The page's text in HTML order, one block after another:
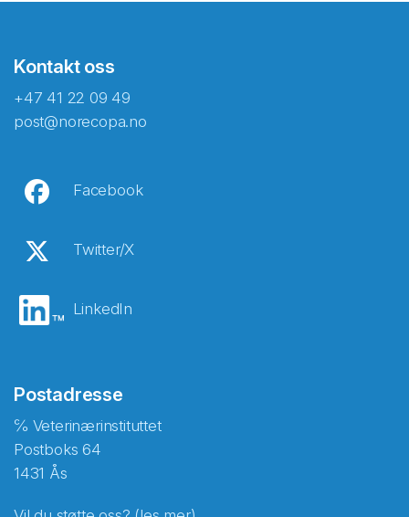
Kontakt oss
+47 41 22 09 49
post@norecopa.no
Facebook
Twitter/X
LinkedIn
Postadresse
℅ Veterinærinstituttet
Postboks 64
1431 Ås